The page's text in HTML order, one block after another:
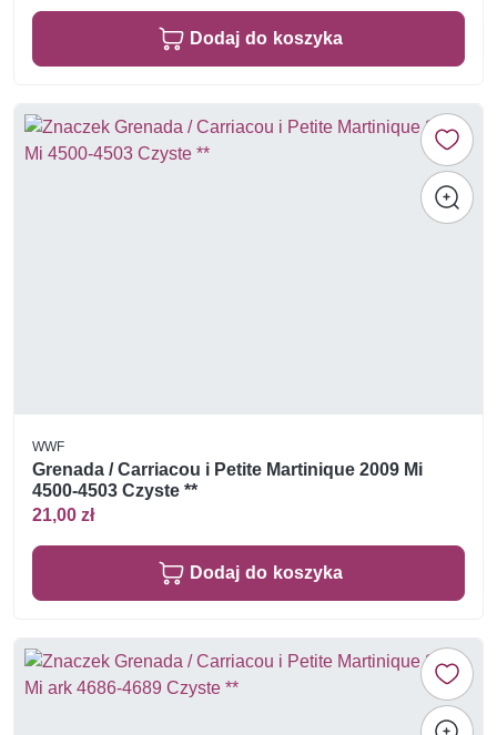
Dodaj do koszyka
WWF
Grenada / Carriacou i Petite Martinique 2009 Mi
4500-4503 Czyste **
21,00 zł
Dodaj do koszyka